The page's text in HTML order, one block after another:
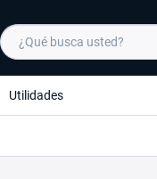
Utilidades